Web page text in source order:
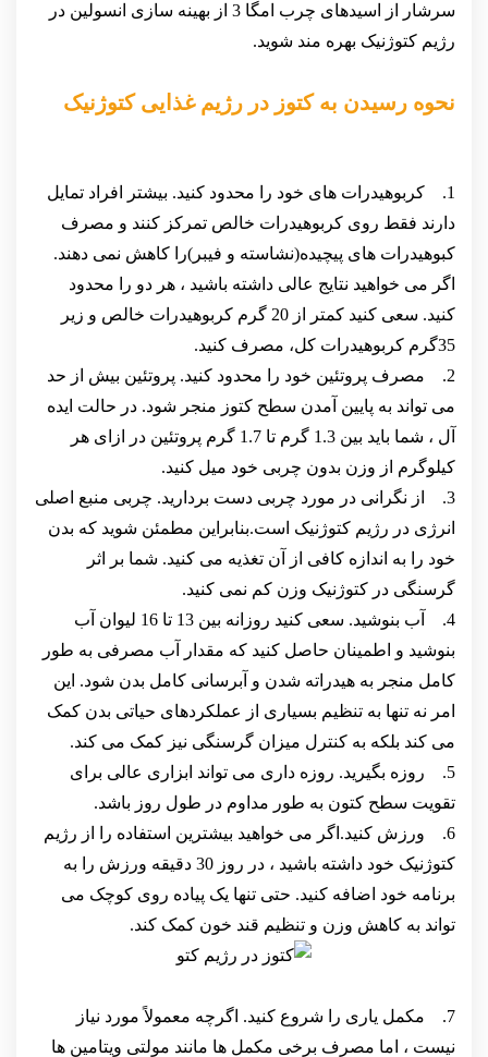
سرشار از اسیدهای چرب امگا 3 از بهینه سازی انسولین در
رژیم کتوژنیک بهره مند شوید.
نحوه رسیدن به کتوز در رژیم غذایی کتوژنیک
1. کربوهیدرات های خود را محدود کنید. بیشتر افراد تمایل
دارند فقط روی کربوهیدرات خالص تمرکز کنند و مصرف
کبوهیدرات های پیچیده(نشاسته و فیبر)را کاهش نمی دهند.
اگر می خواهید نتایج عالی داشته باشید ، هر دو را محدود
کنید. سعی کنید کمتر از 20 گرم کربوهیدرات خالص و زیر
35گرم کربوهیدرات کل، مصرف کنید.
2. مصرف پروتئین خود را محدود کنید. پروتئین بیش از حد
می تواند به پایین آمدن سطح کتوز منجر شود. در حالت ایده
آل ، شما باید بین 1.3 گرم تا 1.7 گرم پروتئین در ازای هر
کیلوگرم از وزن بدون چربی خود میل کنید.
3. از نگرانی در مورد چربی دست بردارید. چربی منبع اصلی
انرژی در رژیم کتوژنیک است.بنابراین مطمئن شوید که بدن
خود را به اندازه کافی از آن تغذیه می کنید. شما بر اثر
گرسنگی در کتوژنیک وزن کم نمی کنید.
4. آب بنوشید. سعی کنید روزانه بین 13 تا 16 لیوان آب
بنوشید و اطمینان حاصل کنید که مقدار آب مصرفی به طور
کامل منجر به هیدراته شدن و آبرسانی کامل بدن شود. این
امر نه تنها به تنظیم بسیاری از عملکردهای حیاتی بدن کمک
می کند بلکه به کنترل میزان گرسنگی نیز کمک می کند.
5. روزه بگیرید. روزه داری می تواند ابزاری عالی برای
تقویت سطح کتون به طور مداوم در طول روز باشد.
6. ورزش کنید.اگر می خواهید بیشترین استفاده را از رژیم
کتوژنیک خود داشته باشید ، در روز 30 دقیقه ورزش را به
برنامه خود اضافه کنید. حتی تنها یک پیاده روی کوچک می
تواند به کاهش وزن و تنظیم قند خون کمک کند.
7. مکمل یاری را شروع کنید. اگرچه معمولاً مورد نیاز
نیست ، اما مصرف برخی مکمل ها مانند مولتی ویتامین ها